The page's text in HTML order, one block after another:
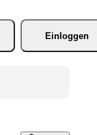
Einloggen